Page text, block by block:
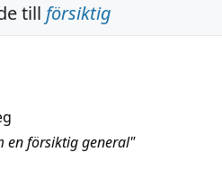
till försiktig
en försiktig general"